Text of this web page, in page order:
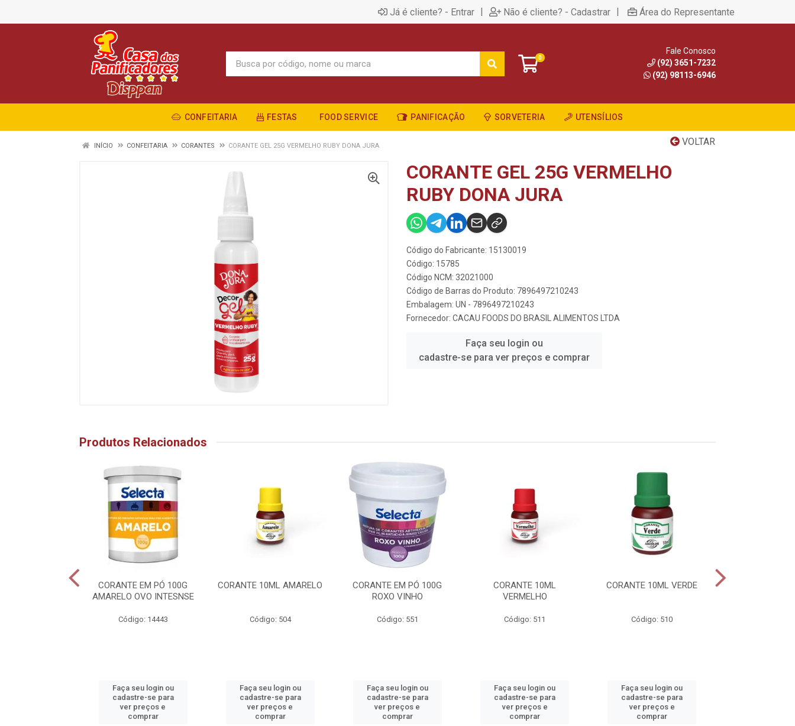
Já é cliente? - Entrar | Não é cliente? - Cadastrar | Área do Representante
0
Fale Conosco
(92) 3651-7232
(92) 98113-6946
CONFEITARIA FESTAS FOOD SERVICE PANIFICAÇÃO SORVETERIA UTENSÍLIOS
VOLTAR
INÍCIO CONFEITARIA CORANTES CORANTE GEL 25G VERMELHO RUBY DONA JURA
CORANTE GEL 25G VERMELHO
RUBY DONA JURA
Código do Fabricante: 15130019
Código: 15785
Código NCM: 32021000
Código de Barras do Produto: 7896497210243
Embalagem: UN - 7896497210243
Fornecedor: CACAU FOODS DO BRASIL ALIMENTOS LTDA
Faça seu login ou
cadastre-se para ver preços e comprar
Produtos Relacionados
CORANTE EM PÓ 100G
AMARELO OVO INTESNSE
Código: 14443
Faça seu login ou
cadastre-se para
ver preços e
comprar
CORANTE 10ML AMARELO
Código: 504
Faça seu login ou
cadastre-se para
ver preços e
comprar
CORANTE EM PÓ 100G
ROXO VINHO
Código: 551
Faça seu login ou
cadastre-se para
ver preços e
comprar
CORANTE 10ML
VERMELHO
Código: 511
Faça seu login ou
cadastre-se para
ver preços e
comprar
CORANTE 10ML VERDE
Código: 510
Faça seu login ou
cadastre-se para
ver preços e
comprar